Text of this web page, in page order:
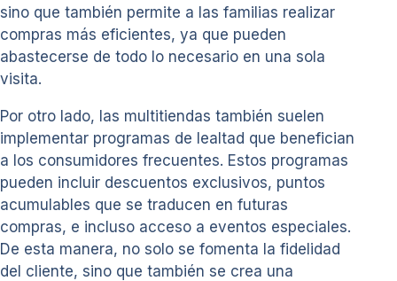
sino que también permite a las familias realizar
compras más eficientes, ya que pueden
abastecerse de todo lo necesario en una sola
visita.
Por otro lado, las multitiendas también suelen
implementar programas de lealtad que benefician
a los consumidores frecuentes. Estos programas
pueden incluir descuentos exclusivos, puntos
acumulables que se traducen en futuras
compras, e incluso acceso a eventos especiales.
De esta manera, no solo se fomenta la fidelidad
del cliente, sino que también se crea una